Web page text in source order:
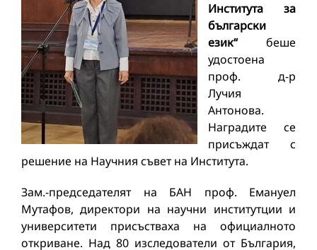
Института за
български
език“беше
удостоена
проф. д-р
Лучия
Антонова.
Наградите се
присъждат с
решение на Научния съвет на Института.
Зам.-председателят на БАН проф. Емануел
Мутафов, директори на научни институтции и
университети присъстваха на официалното
откриване. Над 80 изследователи от България,